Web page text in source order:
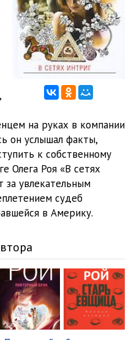
05:02
05:01
05:04
05:03
05:01
05:03
05:01
на руках в компании
он услышал факты,
к собственному
Олега Роя «В сетях
за увлекательным
судеб
в Америку.